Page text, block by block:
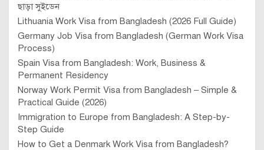
ছাড়া সুইডেন
Lithuania Work Visa from Bangladesh (2026 Full Guide)
Germany Job Visa from Bangladesh (German Work Visa
Process)
Spain Visa from Bangladesh: Work, Business &
Permanent Residency
Norway Work Permit Visa from Bangladesh – Simple &
Practical Guide (2026)
Immigration to Europe from Bangladesh: A Step-by-
Step Guide
How to Get a Denmark Work Visa from Bangladesh?